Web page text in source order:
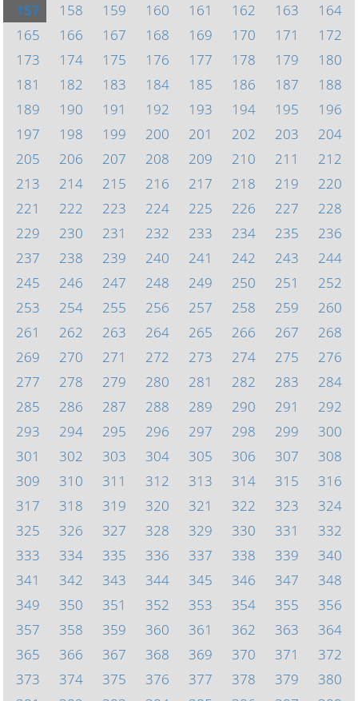
157
158 159 160 161 162 163
164
165
166 167 168 169 170 171
172
173
174 175 176 177 178 179
180
181
182 183 184 185 186 187
188
189
190 191 192 193 194 195
196
197
198 199 200 201 202 203
204
205
206 207 208 209 210 211
212
213
214 215 216 217 218 219
220
221
222 223 224 225 226 227
228
229
230 231 232 233 234 235
236
237
238 239 240 241 242 243
244
245
246 247 248 249 250 251
252
253
254 255 256 257 258 259
260
261
262 263 264 265 266 267
268
269
270 271 272 273 274 275
276
277
278 279 280 281 282 283
284
285
286 287 288 289 290 291
292
293
294 295 296 297 298 299
300
301
302 303 304 305 306 307
308
309
310 311 312 313 314 315
316
317
318 319 320 321 322 323
324
325
326 327 328 329 330 331
332
333
334 335 336 337 338 339
340
341
342 343 344 345 346 347
348
349
350 351 352 353 354 355
356
357
358 359 360 361 362 363
364
365
366 367 368 369 370 371
372
373
374 375 376 377 378 379
380